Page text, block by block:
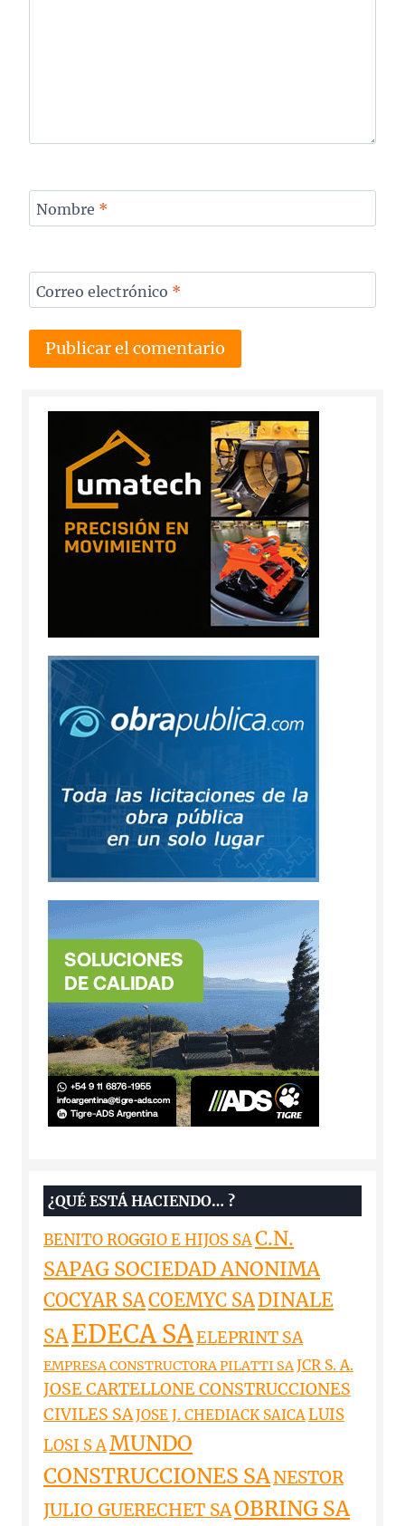
Nombre *
Correo electrónico *
¿QUÉ ESTÁ HACIENDO… ?
BENITO ROGGIO E HIJOS SAC.N.
SAPAG SOCIEDAD ANONIMA
COCYAR SACOEMYC SADINALE
SAEDECA SAELEPRINT SA
EMPRESA CONSTRUCTORA PILATTI SAJCR S. A.
JOSE CARTELLONE CONSTRUCCIONES
CIVILES SAJOSE J. CHEDIACK SAICALUIS
LOSI S AMUNDO
CONSTRUCCIONES SANESTOR
JULIO GUERECHET SAOBRING SA